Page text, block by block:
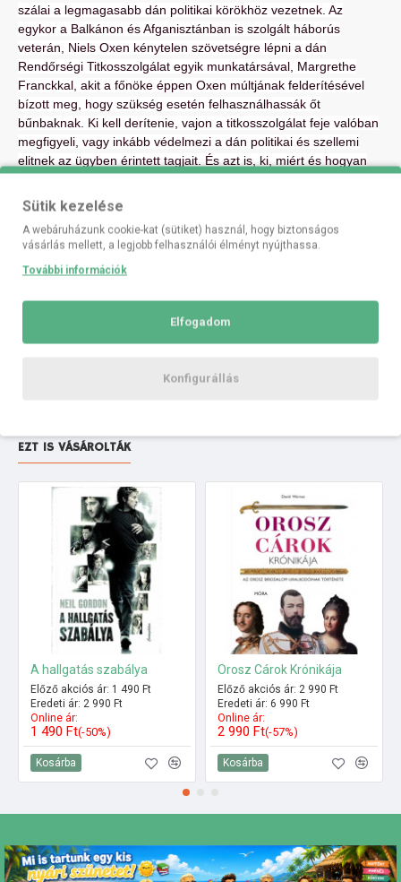
szálai a legmagasabb dán politikai körökhöz vezetnek. Az
egykor a Balkánon és Afganisztánban is szolgált háborús
veterán, Niels Oxen kénytelen szövetségre lépni a dán
Rendőrségi Titkosszolgálat egyik munkatársával, Margrethe
Franckkal, akit a főnöke éppen Oxen múltjának felderítésével
bízott meg, hogy szükség esetén felhasználhassák őt
bűnbaknak. Ki kell derítenie, vajon a titkosszolgálat feje valóban
megfigyeli, vagy inkább védelmezi a dán politikai és szellemi
elitnek az ügyben érintett tagjait. És azt is, ki, miért és hogyan
holttestét!
ÉRTÉKELÉSEK
Címkék: OXEN - Akasztott kutyák
EZT IS VÁSÁROLTÁK
A hallgatás szabálya
Előző akciós ár: 1 490 Ft
Eredeti ár: 2 990 Ft
Online ár:
1 490 Ft(-50%)
Kosárba
Orosz Cárok Krónikája
Előző akciós ár: 2 990 Ft
Eredeti ár: 6 990 Ft
Online ár:
2 990 Ft(-57%)
Kosárba
Sütik kezelése
A webáruházunk cookie-kat (sütiket) használ, hogy biztonságos
vásárlás mellett, a legjobb felhasználói élményt nyújthassa.
További információk
Elfogadom
Konfigurállás